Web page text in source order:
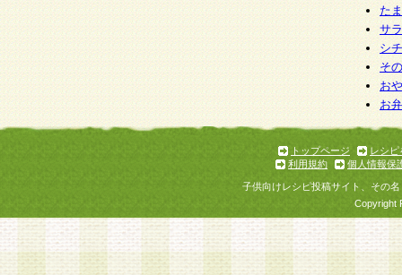
た
サ
シ
そ
お
お
トップページ
レシピ
利用規約
個人情報保
子供向けレシピ投稿サイト、その
Copyright